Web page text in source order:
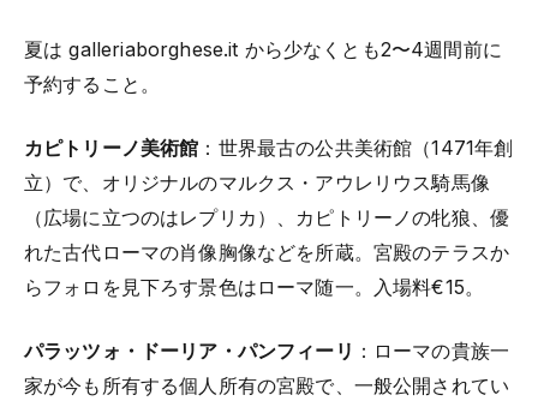
夏は galleriaborghese.it から少なくとも2〜4週間前に
予約すること。
カピトリーノ美術館 ：世界最古の公共美術館（1471年創
立）で、オリジナルのマルクス・アウレリウス騎馬像
（広場に立つのはレプリカ）、カピトリーノの牝狼、優
れた古代ローマの肖像胸像などを所蔵。宮殿のテラスか
らフォロを見下ろす景色はローマ随一。入場料€15。
パラッツォ・ドーリア・パンフィーリ ：ローマの貴族一
家が今も所有する個人所有の宮殿で、一般公開されてい